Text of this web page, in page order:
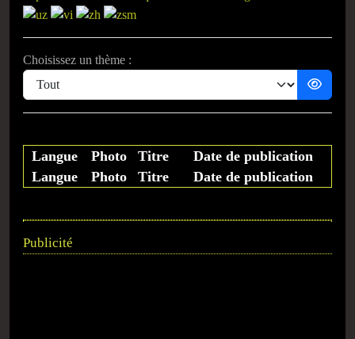
Choisissez un thème :
Langue Photo Titre
Date de publication
Langue
Photo Titre Date de publication
Publicité